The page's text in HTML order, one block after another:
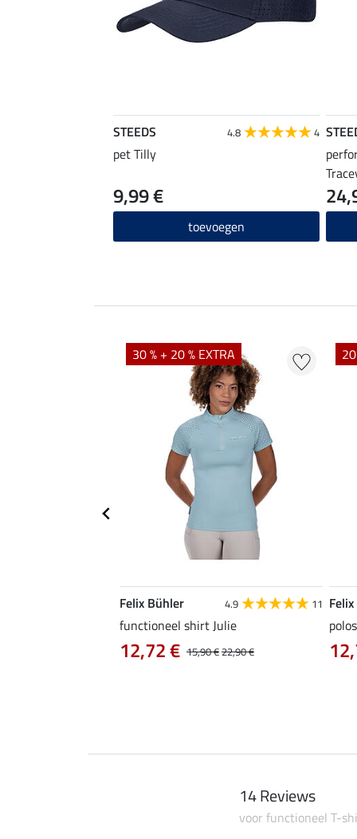
STEEDS 4.8 4
pet Tilly
9,99 €
toevoegen
30 % + 20 % EXTRA
Felix Bühler 4.9 11
functioneel shirt Julie
15,90 €22,90 €
12,72 €
14 Reviews
voor functioneel T-